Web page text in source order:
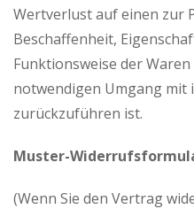
Wertverlust auf einen zur
Beschaffenheit,
Funktionsweise der
notwendigen Umgang mit
zurückzuführen ist.
Muster-
(Wenn Sie den Vertrag